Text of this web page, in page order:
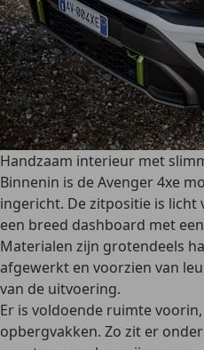
Handzaam interieur met
Binnenin is de Avenger 4xe
ingericht. De zitpositie is
een breed dashboard met
Materialen zijn grotendeels
afgewerkt en voorzien van
van de uitvoering.
Er is voldoende ruimte
opbergvakken. Zo zit er